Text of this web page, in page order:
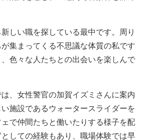
しい職を探している最中です。周り
集まってくる不思議な体質の私です
色々な人たちとの出会いを楽しんで
、女性警官の加賀イズミさんに案内
施設であるウォータースライダーを
で仲間たちと働いたりする様子を配
しての経験もあり、職場体験では早